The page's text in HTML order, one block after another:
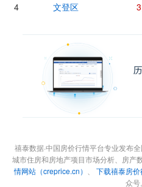
4 文登区
禧泰数据·中国房价行情平台专业发布
城市住房和房地产项目市场分析、房产
情网站（creprice.cn）
下载禧泰房
众号。